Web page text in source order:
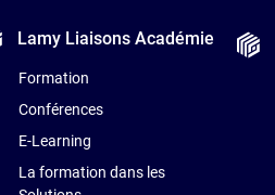
Lamy LiaisonsAcadémie
Formation
Conférences
E-Learning
La formation dans les